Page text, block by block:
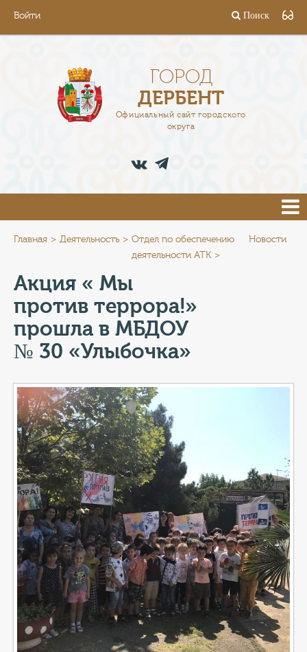
Войти Поиск
ГОРОД
ДЕРБЕНТ
Официальный сайт городского
округа
АДМИНИСТРАЦИЯ
ПРЕСС-ЦЕНТР
ТУРИСТАМ
КОНТАКТЫ
ТАРИФЫ
КАТАЛОГ УСЛУГ
СЛУЖБА ПО КОНТРАКТУ
Главная Деятельность
Отдел по обеспечению
деятельности АТК
Новости
Акция « Мы
против террора!»
прошла в МБДОУ
№ 30 «Улыбочка»